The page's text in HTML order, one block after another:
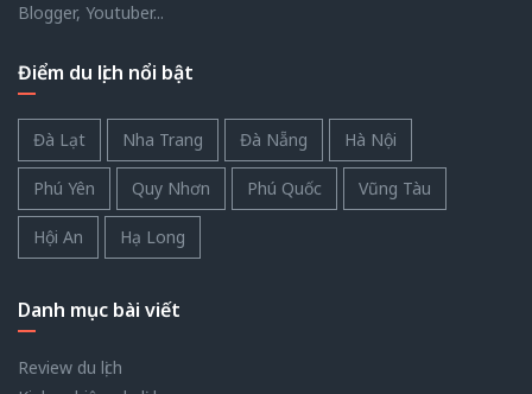
Blogger, Youtuber...
Điểm du lịch nổi bật
Đà Lạt Nha Trang Đà Nẵng Hà Nội
Phú Yên Quy Nhơn Phú Quốc Vũng Tàu
Hội An Hạ Long
Danh mục bài viết
Review du lịch